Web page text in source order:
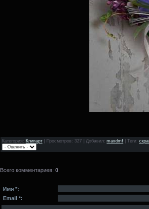
Категория : Клипарт Просмотров: 327 | Добавил: maxdmf Теги:
Всего комментариев: 0
Имя *:
Email *: